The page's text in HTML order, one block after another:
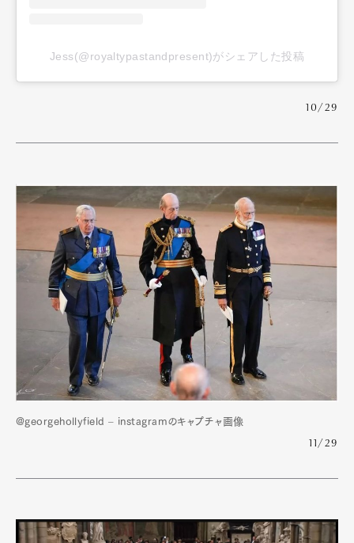
Jess(@royaltypastandpresent)がシェアした投稿
10/29
@georgehollyfield – instagramのキャプチャ画像
11/29